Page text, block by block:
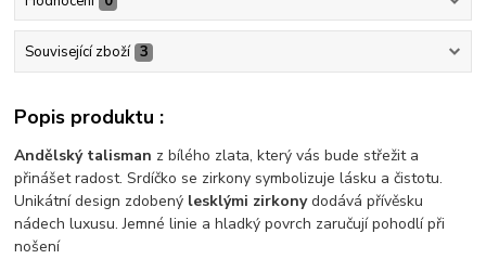
Související zboží 3
Popis produktu :
Andělský talisman z bílého zlata, který vás bude střežit a
přinášet radost. Srdíčko se zirkony symbolizuje lásku a čistotu.
Unikátní design zdobený lesklými zirkonydodává přívěsku
nádech luxusu. Jemné linie a hladký povrch zaručují pohodlí při
nošení